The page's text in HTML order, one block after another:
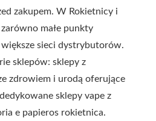
zakupem. W Rokietnicy i
małe punkty
sieci dystrybutorów.
sklepów: sklepy z
zdrowiem i urodą oferujące
sklepy vape z
e papieros rokietnica.